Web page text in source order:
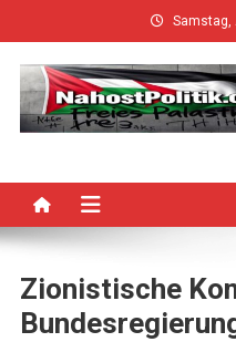
to
content
Samstag,
Zionistische